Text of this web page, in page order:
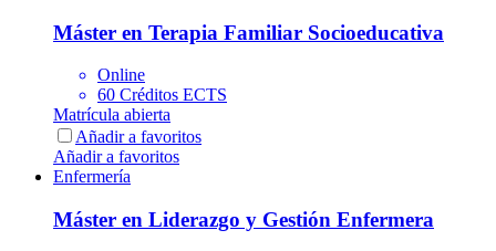
Máster en Terapia Familiar Socioeducativa
Online
60 Créditos ECTS
Matrícula abierta
Añadir a favoritos
Añadir a favoritos
Enfermería
Máster en Liderazgo y Gestión Enfermera